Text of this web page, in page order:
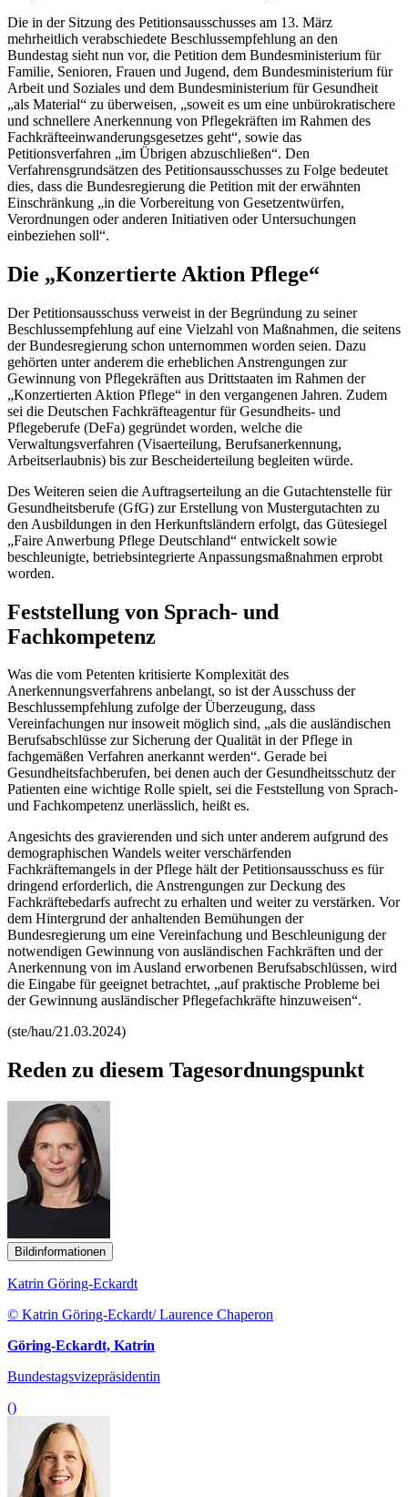
Die in der Sitzung des Petitionsausschusses am 13. März
mehrheitlich verabschiedete Beschlussempfehlung an den
Bundestag sieht nun vor, die Petition dem Bundesministerium für
Familie, Senioren, Frauen und Jugend, dem Bundesministerium für
Arbeit und Soziales und dem Bundesministerium für Gesundheit
„als Material“ zu überweisen, „soweit es um eine unbürokratischere
und schnellere Anerkennung von Pflegekräften im Rahmen des
Fachkräfteeinwanderungsgesetzes geht“, sowie das
Petitionsverfahren „im Übrigen abzuschließen“. Den
Verfahrensgrundsätzen des Petitionsausschusses zu Folge bedeutet
dies, dass die Bundesregierung die Petition mit der erwähnten
Einschränkung „in die Vorbereitung von Gesetzentwürfen,
Verordnungen oder anderen Initiativen oder Untersuchungen
einbeziehen soll“.
Die „Konzertierte Aktion Pflege“
Der Petitionsausschuss verweist in der Begründung zu seiner
Beschlussempfehlung auf eine Vielzahl von Maßnahmen, die seitens
der Bundesregierung schon unternommen worden seien. Dazu
gehörten unter anderem die erheblichen Anstrengungen zur
Gewinnung von Pflegekräften aus Drittstaaten im Rahmen der
„Konzertierten Aktion Pflege“ in den vergangenen Jahren. Zudem
sei die Deutschen Fachkräfteagentur für Gesundheits- und
Pflegeberufe (DeFa) gegründet worden, welche die
Verwaltungsverfahren (Visaerteilung, Berufsanerkennung,
Arbeitserlaubnis) bis zur Bescheiderteilung begleiten würde.
Des Weiteren seien die Auftragserteilung an die Gutachtenstelle für
Gesundheitsberufe (GfG) zur Erstellung von Mustergutachten zu
den Ausbildungen in den Herkunftsländern erfolgt, das Gütesiegel
„Faire Anwerbung Pflege Deutschland“ entwickelt sowie
beschleunigte, betriebsintegrierte Anpassungsmaßnahmen erprobt
worden.
Feststellung von Sprach- und
Fachkompetenz
Was die vom Petenten kritisierte Komplexität des
Anerkennungsverfahrens anbelangt, so ist der Ausschuss der
Beschlussempfehlung zufolge der Überzeugung, dass
Vereinfachungen nur insoweit möglich sind, „als die ausländischen
Berufsabschlüsse zur Sicherung der Qualität in der Pflege in
fachgemäßen Verfahren anerkannt werden“. Gerade bei
Gesundheitsfachberufen, bei denen auch der Gesundheitsschutz der
Patienten eine wichtige Rolle spielt, sei die Feststellung von Sprach-
und Fachkompetenz unerlässlich, heißt es.
Angesichts des gravierenden und sich unter anderem aufgrund des
demographischen Wandels weiter verschärfenden
Fachkräftemangels in der Pflege hält der Petitionsausschuss es für
dringend erforderlich, die Anstrengungen zur Deckung des
Fachkräftebedarfs aufrecht zu erhalten und weiter zu verstärken. Vor
dem Hintergrund der anhaltenden Bemühungen der
Bundesregierung um eine Vereinfachung und Beschleunigung der
notwendigen Gewinnung von ausländischen Fachkräften und der
Anerkennung von im Ausland erworbenen Berufsabschlüssen, wird
die Eingabe für geeignet betrachtet, „auf praktische Probleme bei
der Gewinnung ausländischer Pflegefachkräfte hinzuweisen“.
(ste/hau/21.03.2024)
Reden zu diesem Tagesordnungspunkt
Bildinformationen
Katrin Göring-Eckardt
© Katrin Göring-Eckardt/ Laurence Chaperon
Göring-Eckardt, Katrin
Bundestagsvizepräsidentin
()